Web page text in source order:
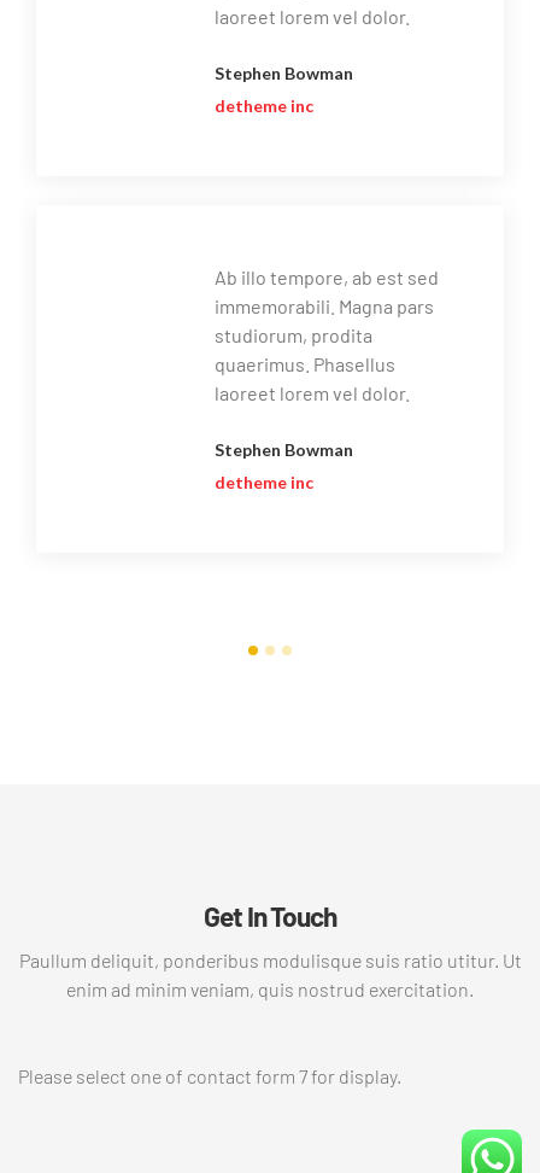
laoreet lorem vel dolor.
Stephen Bowman
detheme inc
Ab illo tempore, ab est sed
immemorabili. Magna pars
studiorum, prodita
quaerimus. Phasellus
laoreet lorem vel dolor.
Stephen Bowman
detheme inc
Get In Touch
Paullum deliquit, ponderibus modulisque suis ratio utitur. Ut
enim ad minim veniam, quis nostrud exercitation.
Please select one of contact form 7 for display.